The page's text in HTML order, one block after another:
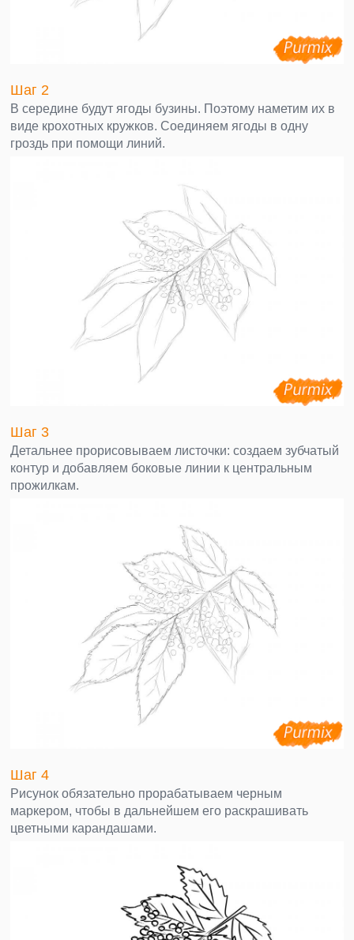
Шаг 2
В середине будут ягоды бузины. Поэтому наметим их в
виде крохотных кружков. Соединяем ягоды в одну
гроздь при помощи линий.
Шаг 3
Детальнее прорисовываем листочки: создаем зубчатый
контур и добавляем боковые линии к центральным
прожилкам.
Шаг 4
Рисунок обязательно прорабатываем черным
маркером, чтобы в дальнейшем его раскрашивать
цветными карандашами.